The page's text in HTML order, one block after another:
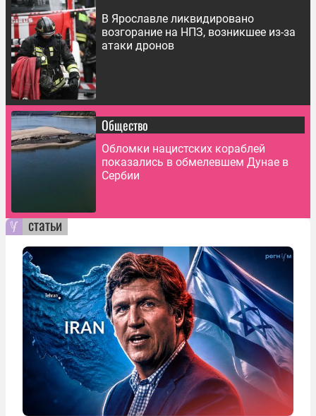
В Ярославле ликвидировано
возгорание на НПЗ, возникшее из-за
атаки дронов
Общество
Обломки нацистских кораблей
показались в обмелевшем Дунае в
Сербии
статьи